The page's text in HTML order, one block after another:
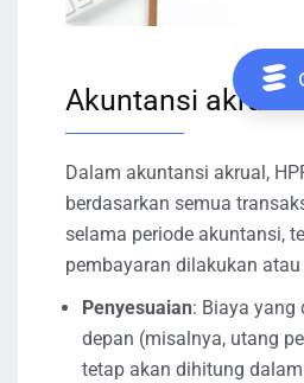
Akuntansi akrual
Dalam akuntansi akrual,
berdasarkan semua
selama periode akuntansi,
pembayaran dilakukan
Penyesuaian: Biaya yang
depan (misalnya, utang
tetap akan dihitung